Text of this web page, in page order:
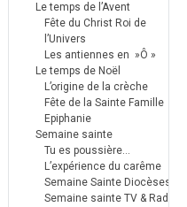
Le temps de l’Avent
Fête du Christ Roi de
l’Univers
Les antiennes en »Ô »
Le temps de Noël
L’origine de la crèche
Fête de la Sainte Famille
Epiphanie
Semaine sainte
Tu es poussière…
L’expérience du carême
Semaine Sainte Diocèses
Semaine sainte TV & Radio